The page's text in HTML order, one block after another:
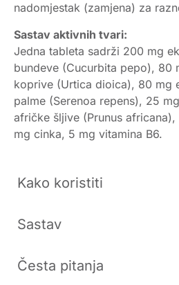
nadomjestak (zamjena) za
Sastav aktivnih tvari:
Jedna tableta sadrži 200 mg
bundeve (Cucurbita pepo), 80
koprive (Urtica dioica), 80 mg
palme (Serenoa repens), 25
afričke šljive (Prunus
mg cinka, 5 mg vitamina B6.
Kako koristiti
Sastav
Česta pitanja